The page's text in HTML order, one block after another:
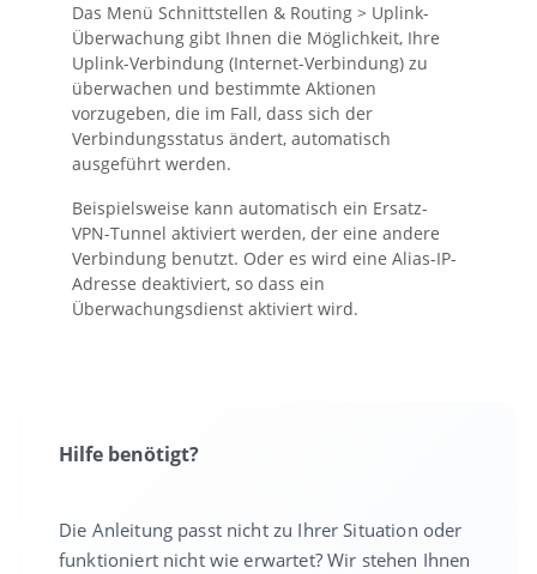
Das Menü Schnittstellen & Routing > Uplink-
Überwachung gibt Ihnen die Möglichkeit, Ihre
Uplink-Verbindung (Internet-Verbindung) zu
überwachen und bestimmte Aktionen
vorzugeben, die im Fall, dass sich der
Verbindungsstatus ändert, automatisch
ausgeführt werden.
Beispielsweise kann automatisch ein Ersatz-
VPN-Tunnel aktiviert werden, der eine andere
Verbindung benutzt. Oder es wird eine Alias-IP-
Adresse deaktiviert, so dass ein
Überwachungsdienst aktiviert wird.
Hilfe benötigt?
Die Anleitung passt nicht zu Ihrer Situation oder
funktioniert nicht wie erwartet? Wir stehen Ihnen